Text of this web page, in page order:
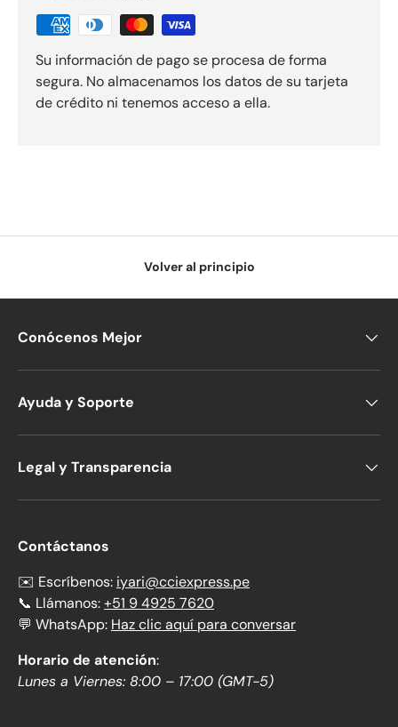
Su información de pago se procesa de forma
segura. No almacenamos los datos de su tarjeta
de crédito ni tenemos acceso a ella.
Volver al principio
Conócenos Mejor
Ayuda y Soporte
Legal y Transparencia
Contáctanos
✉️ Escríbenos: iyari@cciexpress.pe
📞 Llámanos:+51 9 4925 7620
💬 WhatsApp: Haz clic aquí para conversar
Horario de atención:
Lunes a Viernes: 8:00 – 17:00 (GMT-5)